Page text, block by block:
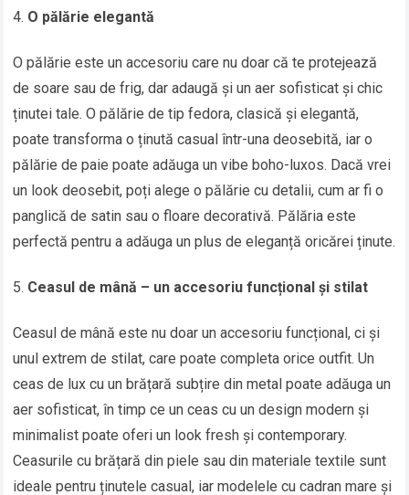
O pălărie elegantă
O pălărie este un accesoriu care nu doar că te protejează
de soare sau de frig, dar adaugă și un aer sofisticat și chic
ținutei tale. O pălărie de tip fedora, clasică și elegantă,
poate transforma o ținută casual într-una deosebită, iar o
pălărie de paie poate adăuga un vibe boho-luxos. Dacă vrei
un look deosebit, poți alege o pălărie cu detalii, cum ar fi o
panglică de satin sau o floare decorativă. Pălăria este
perfectă pentru a adăuga un plus de eleganță oricărei ținute.
Ceasul de mână – un accesoriu funcțional și stilat
Ceasul de mână este nu doar un accesoriu funcțional, ci și
unul extrem de stilat, care poate completa orice outfit. Un
ceas de lux cu un brățară subțire din metal poate adăuga un
aer sofisticat, în timp ce un ceas cu un design modern și
minimalist poate oferi un look fresh și contemporary.
Ceasurile cu brățară din piele sau din materiale textile sunt
ideale pentru ținutele casual, iar modelele cu cadran mare și